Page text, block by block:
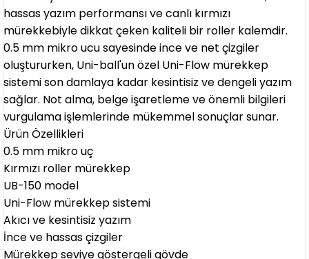
hassas yazım performansı ve canlı kırmızı
mürekkebiyle dikkat çeken kaliteli bir roller kalemdir.
0.5 mm mikro ucu sayesinde ince ve net çizgiler
oluştururken, Uni-ball'un özel Uni-Flow mürekkep
sistemi son damlaya kadar kesintisiz ve dengeli yazım
sağlar. Not alma, belge işaretleme ve önemli bilgileri
vurgulama işlemlerinde mükemmel sonuçlar sunar.
Ürün Özellikleri
0.5 mm mikro uç
Kırmızı roller mürekkep
UB-150 model
Uni-Flow mürekkep sistemi
Akıcı ve kesintisiz yazım
İnce ve hassas çizgiler
Mürekkep seviye göstergeli gövde